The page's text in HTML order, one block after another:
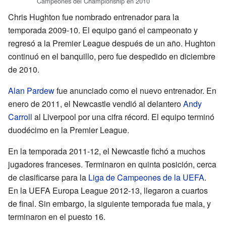
Chris Hughton fue nombrado entrenador para la
temporada 2009-10. El equipo ganó el campeonato y
regresó a la Premier League después de un año. Hughton
continuó en el banquillo, pero fue despedido en diciembre
de 2010.
Alan Pardewfue anunciado como el nuevo entrenador. En
enero de 2011, el Newcastle vendió al delanteroAndy
Carroll al Liverpool por una cifra récord. El equipo terminó
duodécimo en la Premier League.
En la temporada 2011-12, el Newcastle fichó a muchos
jugadores franceses. Terminaron en quinta posición, cerca
de clasificarse para la Liga de Campeones de la UEFA.
En la UEFA Europa League 2012-13, llegaron a cuartos
de final. Sin embargo, la siguiente temporada fue mala, y
terminaron en el puesto 16.